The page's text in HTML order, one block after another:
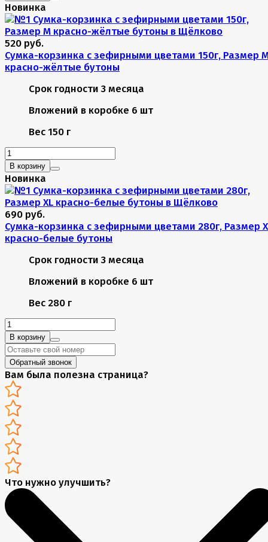
Новинка
520 руб.
Сумка-корзинка с зефирными цветами 150г, Размер
красно-жёлтые бутоны
Срок годности 3 месяца
Вложений в коробке 6 шт
Вес 150 г
В корзину
Новинка
690 руб.
Сумка-корзинка с зефирными цветами 280г, Размер
красно-белые бутоны
Срок годности 3 месяца
Вложений в коробке 6 шт
Вес 280 г
В корзину
Обратный звонок
Вам была полезна страница?
Что нужно улучшить?